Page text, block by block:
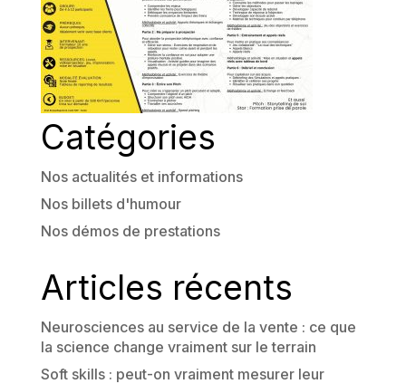
Catégories
Nos actualités et informations
Nos billets d'humour
Nos démos de prestations
Articles récents
Neurosciences au service de la vente : ce que
la science change vraiment sur le terrain
Soft skills : peut-on vraiment mesurer leur